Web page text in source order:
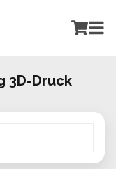
3D-Druck